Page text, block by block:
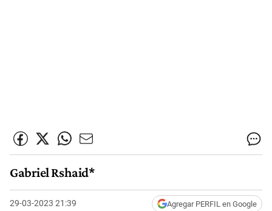
Gabriel Rshaid*
29-03-2023 21:39 Agregar PERFIL en Google